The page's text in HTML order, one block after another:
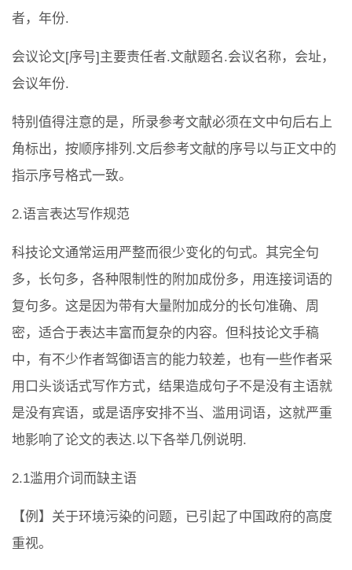
者，年份.
会议论文[序号]主要责任者.文献题名.会议名称，会址，
会议年份.
特别值得注意的是，所录参考文献必须在文中句后右上
角标出，按顺序排列.文后参考文献的序号以与正文中的
指示序号格式一致。
2.语言表达写作规范
科技论文通常运用严整而很少变化的句式。其完全句
多，长句多，各种限制性的附加成份多，用连接词语的
复句多。这是因为带有大量附加成分的长句准确、周
密，适合于表达丰富而复杂的内容。但科技论文手稿
中，有不少作者驾御语言的能力较差，也有一些作者采
用口头谈话式写作方式，结果造成句子不是没有主语就
是没有宾语，或是语序安排不当、滥用词语，这就严重
地影响了论文的表达.以下各举几例说明.
2.1滥用介词而缺主语
【例】关于环境污染的问题，已引起了中国政府的高度
重视。